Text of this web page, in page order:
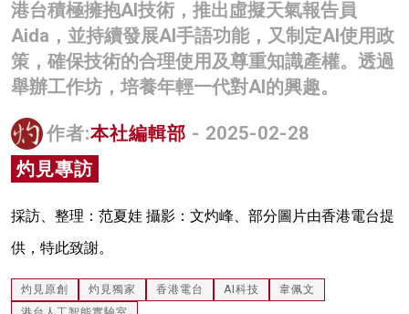
科技
影片
名家榜
灼見活動
關於我們
港台積極擁抱AI技術，推出虛擬天氣報告員
Aida，並持續發展AI手語功能，又制定AI使用政
策，確保技術的合理使用及尊重知識產權。透過
舉辦工作坊，培養年輕一代對AI的興趣。
作者:本社編輯部 - 2025-02-28
灼見專訪
採訪、整理：范夏娃 攝影：文灼峰、部分圖片由香港電台提
供，特此致謝。
灼見原創 灼見獨家 香港電台 AI科技
韋佩文